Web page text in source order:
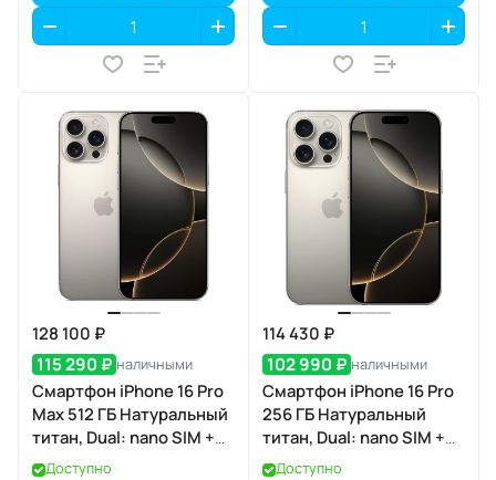
128 100 ₽
115 290 ₽ наличными
Смартфон iPhone 16 Pro
Max 512 ГБ Натуральный
титан, Dual: nano SIM +
eSIM
Доступно
114 430 ₽
102 990 ₽ наличными
Смартфон iPhone 16 Pro
256 ГБ Натуральный
титан, Dual: nano SIM +
eSIM
Доступно